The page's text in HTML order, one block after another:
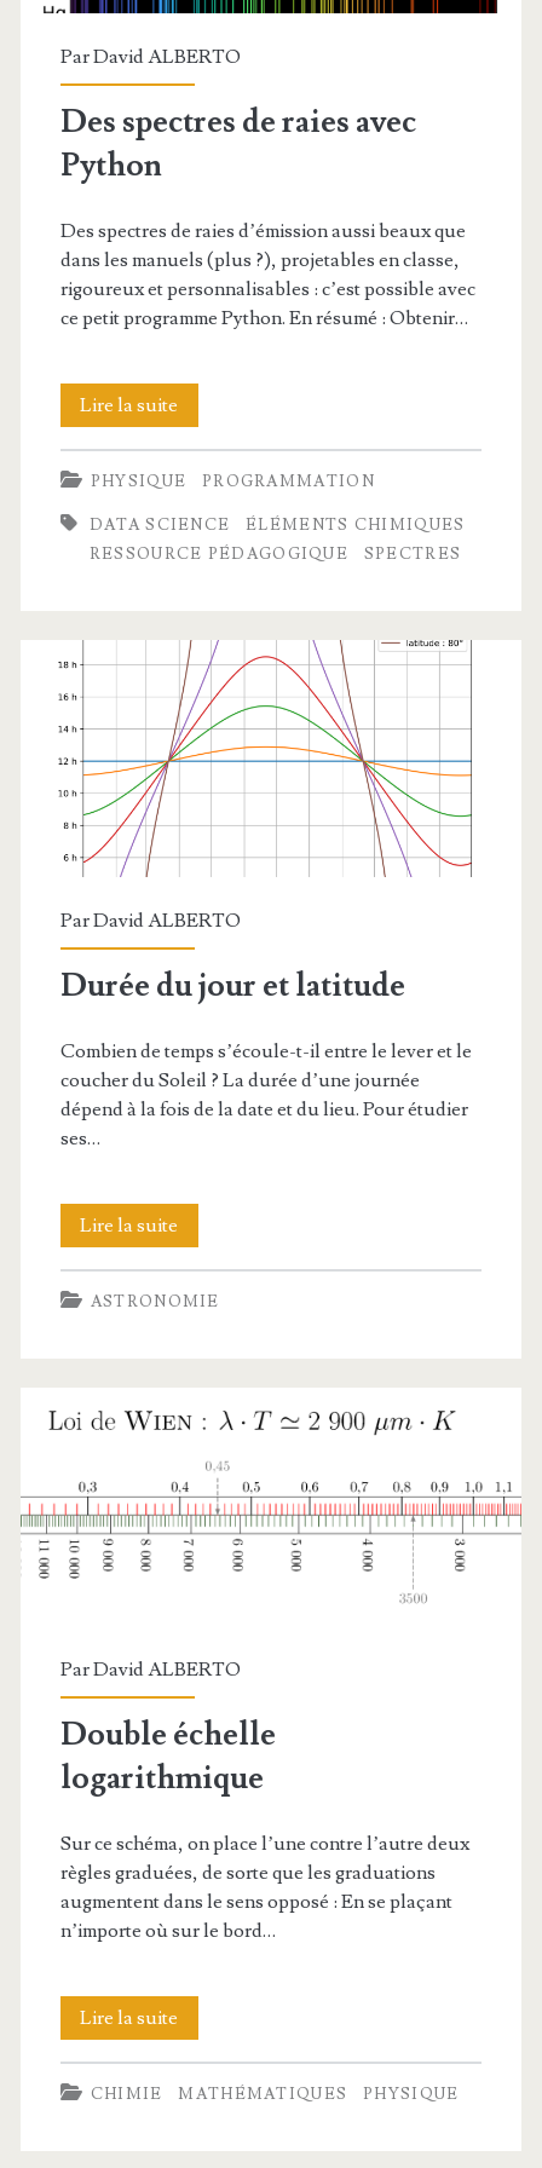
ParDavid ALBERTO
Des spectres de raies avec
Python
Des spectres de raies d’émission aussi beaux que
dans les manuels (plus ?), projetables en classe,
rigoureux et personnalisables : c’est possible avec
ce petit programme Python. En résumé : Obtenir…
Lire la suite
spectres
de
raies
PHYSIQUE PROGRAMMATION
DATA SCIENCE
ÉLÉMENTS CHIMIQUES
RESSOURCE PÉDAGOGIQUE
SPECTRES
ParDavid ALBERTO
Durée du jour et latitude
Combien de temps s’écoule-t-il entre le lever et le
coucher du Soleil ? La durée d’une journée
dépend à la fois de la date et du lieu. Pour étudier
ses…
Lire la suite
du
jour
ASTRONOMIE
ParDavid ALBERTO
Double échelle
logarithmique
Sur ce schéma, on place l’une contre l’autre deux
règles graduées, de sorte que les graduations
augmentent dans le sens opposé : En se plaçant
n’importe où sur le bord…
Lire la suite
échelle
logarithmique
CHIMIE MATHÉMATIQUES PHYSIQUE